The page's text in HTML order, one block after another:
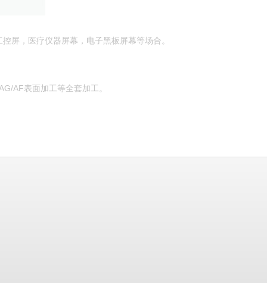
屏，医疗仪器屏幕，电子黑板屏幕等场合。
AF表面加工等全套加工。